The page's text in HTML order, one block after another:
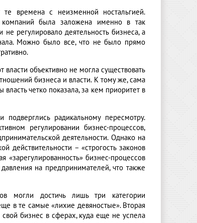
те времена с неизменной ностальгией.
компаний была заложена именно в так
регулировало деятельность бизнеса, а
Можно было все, что не было прямо
объективно не могла существовать
бизнеса и власти. К тому же, сама
четко показала, за кем приоритет в
радикальному пересмотру.
регулировании бизнес-процессов,
деятельности. Однако на
действительности – «строгость законов
«зарегулированность» бизнес-процессов
на предпринимателей, что также
могли достичь лишь три категории
в те самые «лихие девяностые». Вторая
свой бизнес в сферах, куда еще не успела